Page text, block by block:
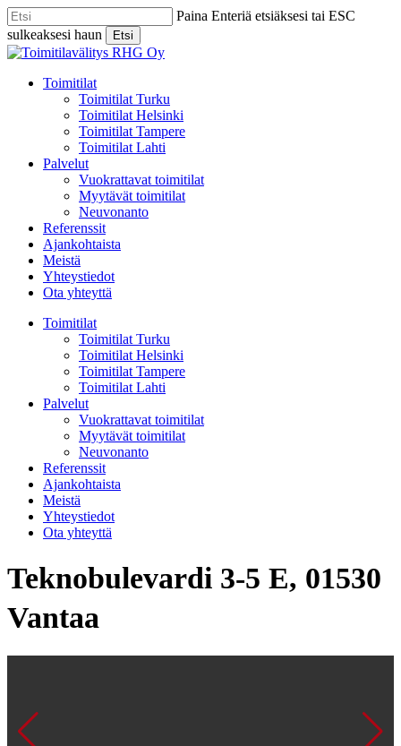
Skip
to
main
content
Paina Enteriä etsiäksesi tai ESC
sulkeaksesi haun
Etsi
Close
Menu
Toimitilat
Toimitilat Turku
Toimitilat Helsinki
Toimitilat Tampere
Toimitilat Lahti
Palvelut
Vuokrattavat toimitilat
Myytävät toimitilat
Neuvonanto
Referenssit
Ajankohtaista
Meistä
Yhteystiedot
Ota yhteyttä
Toimitilat
Toimitilat Turku
Toimitilat Helsinki
Toimitilat Tampere
Toimitilat Lahti
Palvelut
Vuokrattavat toimitilat
Myytävät toimitilat
Neuvonanto
Referenssit
Ajankohtaista
Meistä
Yhteystiedot
Ota yhteyttä
Teknobulevardi 3-5 E, 01530
Vantaa